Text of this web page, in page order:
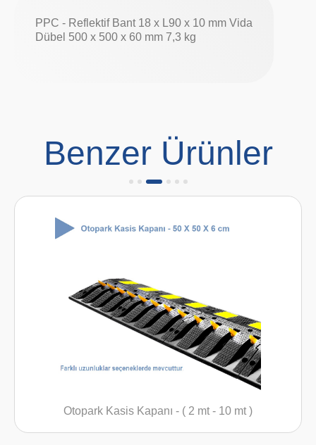
PPC - Reflektif Bant 18 x L90 x 10 mm Vida
Dübel 500 x 500 x 60 mm 7,3 kg
Benzer Ürünler
Otopark Kasis Kapanı - ( 2 mt - 10 mt )